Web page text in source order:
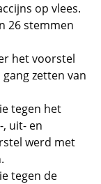
op vlees.
26 stemmen
het voorstel
zetten van
tegen het
uit- en
werd met
tegen de